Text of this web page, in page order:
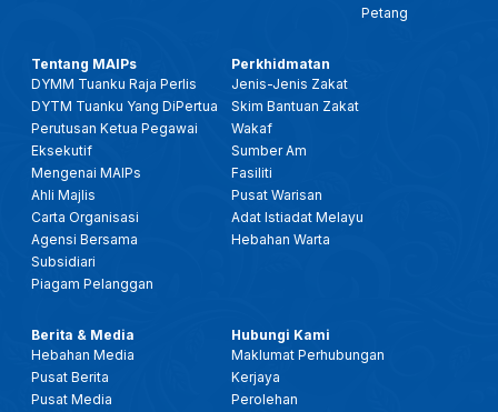
Petang
Tentang MAIPs
DYMM Tuanku Raja Perlis
DYTM Tuanku Yang DiPertua
Perutusan Ketua Pegawai
Eksekutif
Mengenai MAIPs
Ahli Majlis
Carta Organisasi
Agensi Bersama
Subsidiari
Piagam Pelanggan
Perkhidmatan
Jenis-Jenis Zakat
Skim Bantuan Zakat
Wakaf
Sumber Am
Fasiliti
Pusat Warisan
Adat Istiadat Melayu
Hebahan Warta
Berita & Media
Hebahan Media
Pusat Berita
Pusat Media
Hubungi Kami
Maklumat Perhubungan
Kerjaya
Perolehan